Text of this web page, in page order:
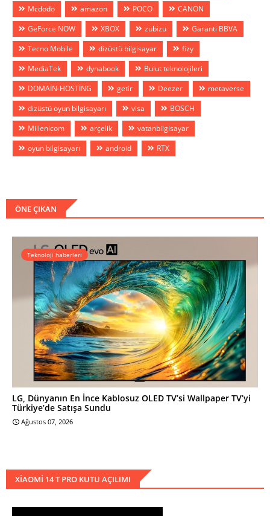
Mcdodo
amazon POCO
CANON
GeForce NOW
XBOX zubizu
Garanti BBVA
Tecno Mobile
dizüstü bilgisayar
fizy
MediaTek
dynabook
Bulut teknolojileri
DOMAİN-HOSTİNG
getir Deezer
metaverse
dizüstü oyun bilgisayarı
visa
BOSCH
Millenicom
arçelik
vatanbilgisayar
oyun bilgisayarı
android RTX
ÖNE ÇIKAN
Teknoloji haberleri
LG, Dünyanın En İnce Kablosuz OLED TV’si Wallpaper TV’yi
Türkiye’de Satışa Sundu
Ağustos 07, 2026
XIAOMI 14 T PRO KUTU AÇILIMI